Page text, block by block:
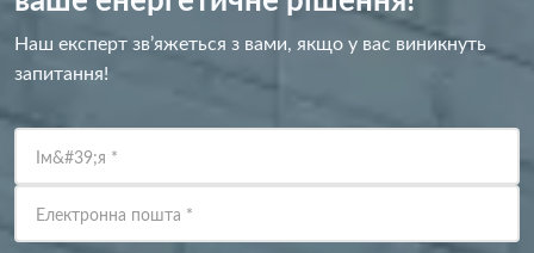
Наш експерт зв’яжеться з вами, якщо у вас виникнуть
запитання!
Ім&#39;я *
Електронна пошта *